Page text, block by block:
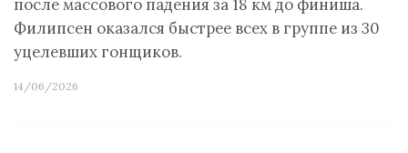
после массового падения за 18 км до финиша.
Филипсен оказался быстрее всех в группе из 30
уцелевших гонщиков.
14/06/2026